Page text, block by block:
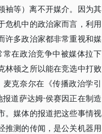
袖等）离不开媒介。因为其
危机中的政治家而言，利用
许多政治家都非常重视和媒
在政治竞争中被媒体拉下
林顿之所以能在竞选中打败
克奈尔在《传播政治学引
道萨达姆·侯赛因正在制造
。媒体的报道把这些事情视
推测的传闻，是公关机器用